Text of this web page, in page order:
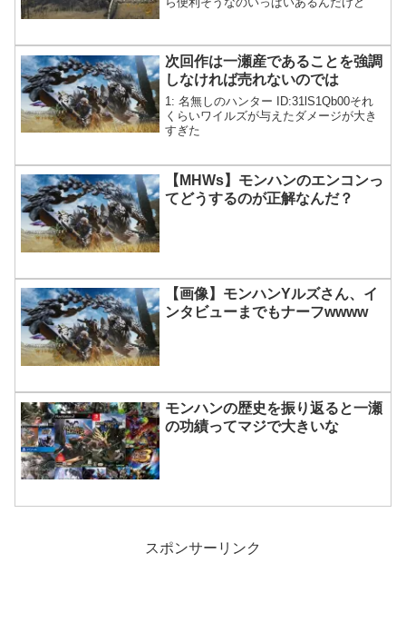
次回作は一瀬産であることを強調
しなければ売れないのでは
1: 名無しのハンター ID:31lS1Qb00それ
くらいワイルズが与えたダメージが大き
すぎた
【MHWs】モンハンのエンコンっ
てどうするのが正解なんだ？
【画像】モンハンYルズさん、イ
ンタビューまでもナーフwwww
モンハンの歴史を振り返ると一瀬
の功績ってマジで大きいな
スポンサーリンク